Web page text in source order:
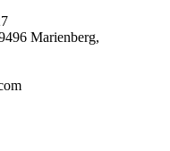
Marienberg,